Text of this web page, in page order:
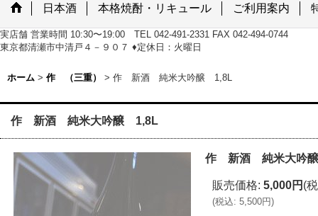
日本酒 本格焼酎・リキュール ご利用案内
実店舗 営業時間 10:30〜19:00 TEL 042-491-2331 FAX 042-494-0744
東京都清瀬市中清戸４－９０７ ♦定休日：火曜日
ホーム > 作 （三重） > 作 新酒 純米大吟醸 1,8L
作 新酒 純米大吟醸 1,8L
作 新酒 純米大吟
販売価格: 5,000円 (
(税込: 5,500円)